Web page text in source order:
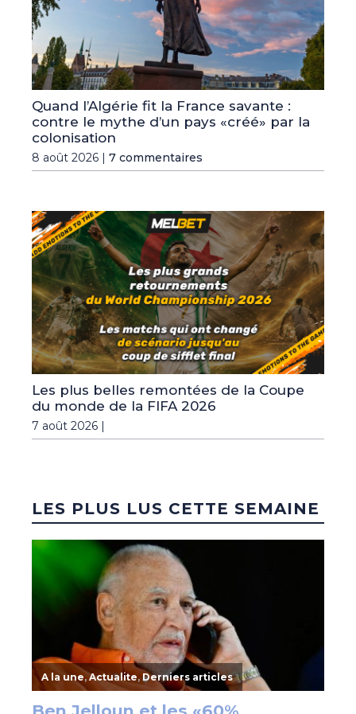
Quand l’Algérie fit la France savante :
contre le mythe d’un pays «créé» par la
colonisation
8 août 2026 | 7 commentaires
Les plus belles remontées de la Coupe
du monde de la FIFA 2026
7 août 2026 |
LES PLUS LUS CETTE SEMAINE